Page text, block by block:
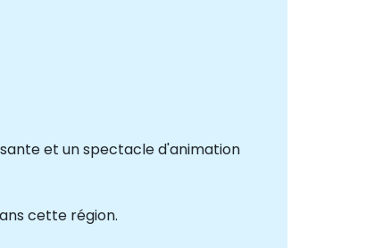
et un spectacle d'animation
cette région.